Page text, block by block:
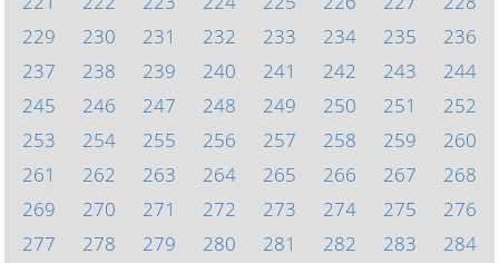
229
230 231 232 233 234 235
236
237
238 239 240 241 242 243
244
245
246 247 248 249 250 251
252
253
254 255 256 257 258 259
260
261
262 263 264 265 266 267
268
269
270 271 272 273 274 275
276
277
278 279 280 281 282 283
284